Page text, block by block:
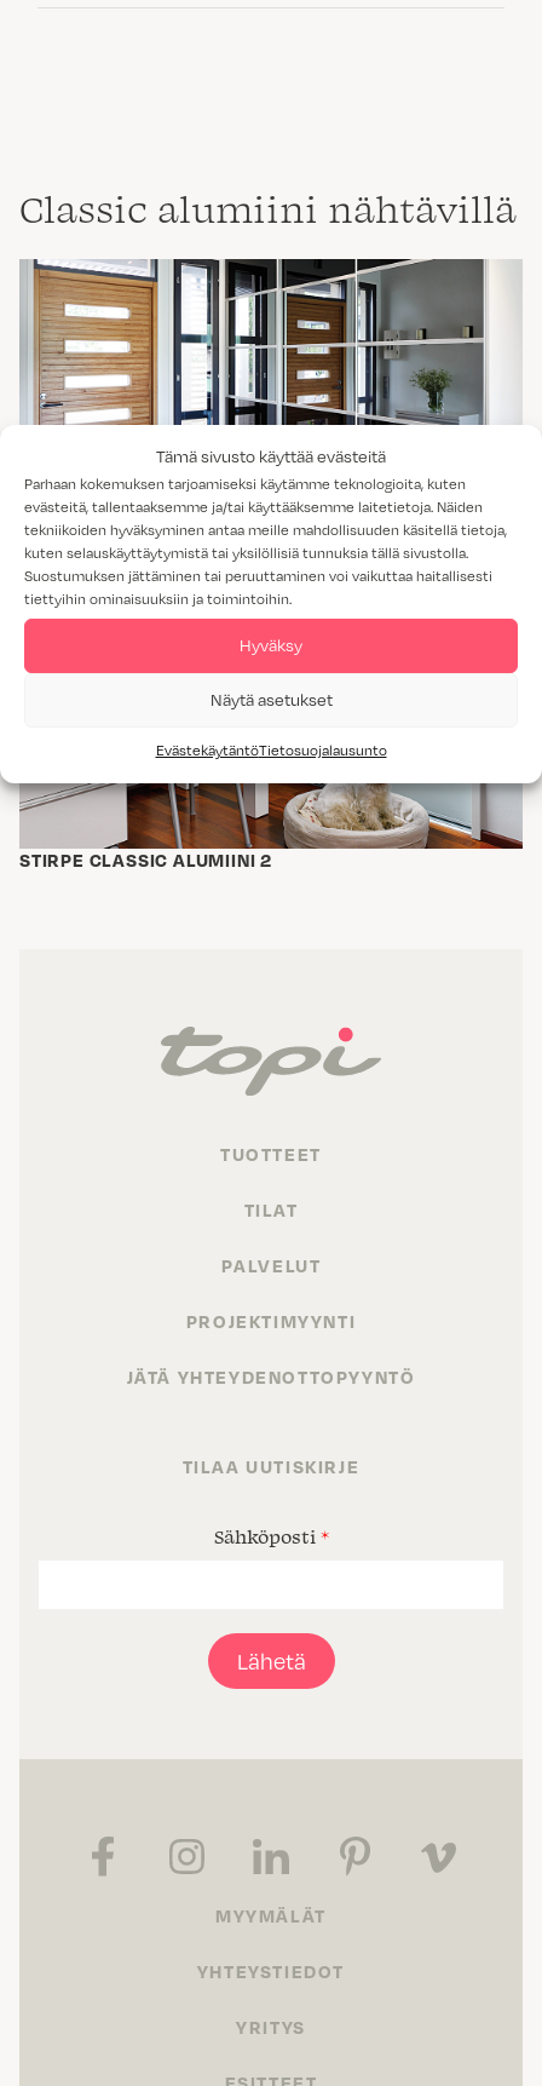
Tämä sivusto käyttää evästeitä
Parhaan kokemuksen tarjoamiseksi käytämme teknologioita, kuten
evästeitä, tallentaaksemme ja/tai käyttääksemme laitetietoja. Näiden
tekniikoiden hyväksyminen antaa meille mahdollisuuden käsitellä tietoja,
kuten selauskäyttäytymistä tai yksilöllisiä tunnuksia tällä sivustolla.
Suostumuksen jättäminen tai peruuttaminen voi vaikuttaa haitallisesti
tiettyihin ominaisuuksiin ja toimintoihin.
Hyväksy
Näytä asetukset
EvästekäytäntöTietosuojalausunto
Classic alumiini nähtävillä
STIRPE CLASSIC ALUMIINI 1
STIRPE CLASSIC ALUMIINI 2
TUOTTEET
TILAT
PALVELUT
PROJEKTIMYYNTI
JÄTÄ YHTEYDENOTTOPYYNTÖ
TILAA UUTISKIRJE
Sähköposti *
Lähetä
MYYMÄLÄT
YHTEYSTIEDOT
YRITYS